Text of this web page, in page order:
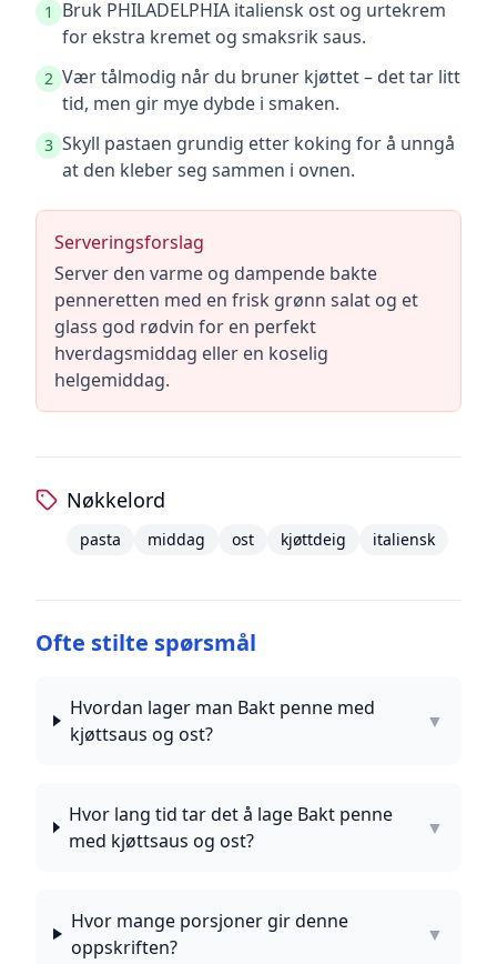
1
Bruk PHILADELPHIA italiensk ost og urtekrem
for ekstra kremet og smaksrik saus.
2 Vær tålmodig når du bruner kjøttet – det tar litt
tid, men gir mye dybde i smaken.
3 Skyll pastaen grundig etter koking for å unngå
at den kleber seg sammen i ovnen.
Serveringsforslag
Server den varme og dampende bakte
penneretten med en frisk grønn salat og et
glass god rødvin for en perfekt
hverdagsmiddag eller en koselig
helgemiddag.
Nøkkelord
pasta middag ost kjøttdeig italiensk
Ofte stilte spørsmål
Hvordan lager man Bakt penne med
kjøttsaus og ost?
▼
Hvor lang tid tar det å lage Bakt penne
med kjøttsaus og ost?
▼
Hvor mange porsjoner gir denne
oppskriften?
▼